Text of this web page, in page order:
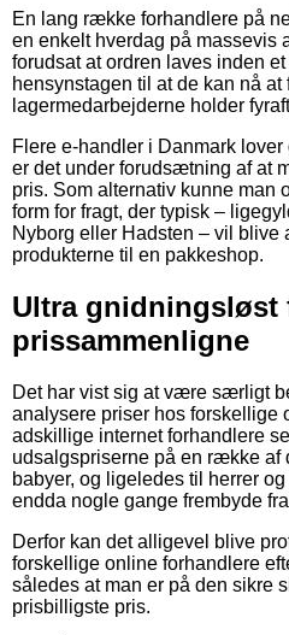
En lang række forhandlere på
en enkelt hverdag på massevis
forudsat at ordren laves inden
hensynstagen til at de kan nå
lagermedarbejderne holder
Flere e-handler i Danmark
er det under forudsætning af at
pris. Som alternativ kunne man
form for fragt, der typisk –
Nyborg eller Hadsten – vil blive
produkterne til en pakkeshop.
Ultra gnidningsløst
prissammenligne
Det har vist sig at være særligt
analysere priser hos forskellige
adskillige internet forhandlere
udsalgspriserne på en række af
babyer, og ligeledes til herrer
endda nogle gange frembyde
Derfor kan det alligevel blive
forskellige online forhandlere
således at man er på den sikre
prisbilligste pris.